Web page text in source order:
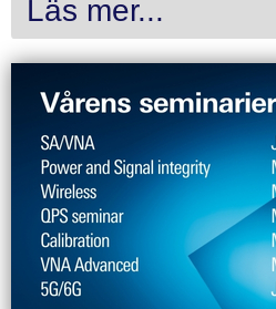
Läs mer...